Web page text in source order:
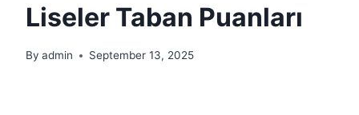
Liseler Taban Puanları
By admin September 13, 2025